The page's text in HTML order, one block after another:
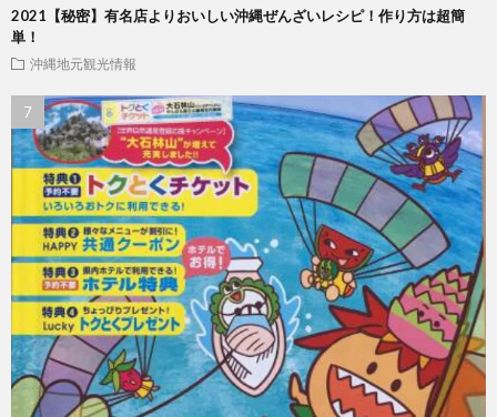
2021【秘密】有名店よりおいしい沖縄ぜんざいレシピ！作り方は超簡
単！
沖縄地元観光情報